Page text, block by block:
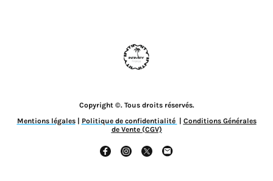
Copyright ©. Tous droits réservés.
Mentions légales| Politique de confidentialité | Conditions Générales
de Vente (CGV)